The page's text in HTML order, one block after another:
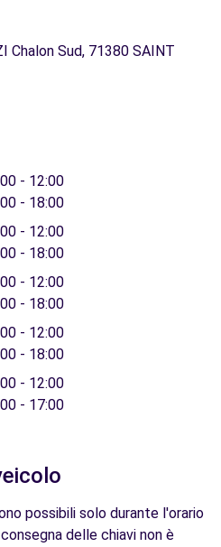
Chalon Sud, 71380 SAINT
- 12:00
- 18:00
- 12:00
- 18:00
- 12:00
- 18:00
- 12:00
- 18:00
- 12:00
- 17:00
possibili solo durante l'orario
delle chiavi non è